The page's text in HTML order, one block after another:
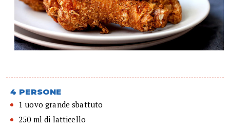
4 PERSONE
1 uovo grande sbattuto
250 ml di latticello